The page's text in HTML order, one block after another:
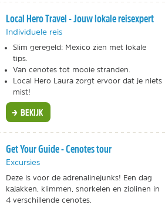
Local Hero Travel - Jouw lokale reisexpert
Individuele reis
Slim geregeld: Mexico zien met lokale
tips.
Van cenotes tot mooie stranden.
Local Hero Laura zorgt ervoor dat je niets
mist!
BEKIJK
Get Your Guide - Cenotes tour
Excursies
Deze is voor de adrenalinejunks! Een dag
kajakken, klimmen, snorkelen en ziplinen in
4 verschillende cenotes.